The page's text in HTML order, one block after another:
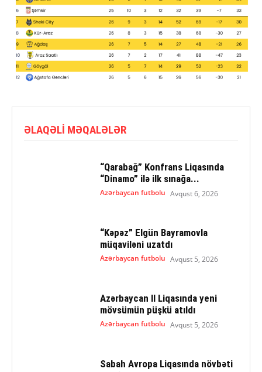
ƏLAQƏLI MƏQALƏLƏR
“Qarabağ” Konfrans Liqasında
“Dinamo” ilə ilk sınağa...
Azərbaycan futbolu Avqust 6, 2026
“Kəpəz” Elgün Bayramovla
müqaviləni uzatdı
Azərbaycan futbolu Avqust 5, 2026
Azərbaycan II Liqasında yeni
mövsümün püşkü atıldı
Azərbaycan futbolu Avqust 5, 2026
Sabah Avropa Liqasında növbəti